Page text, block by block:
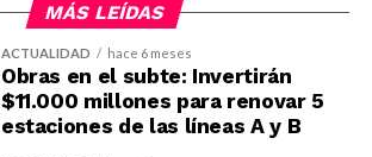
MÁS LEÍDAS
ACTUALIDAD hace 6 meses
Obras en el subte: Invertirán
$11.000 millones para renovar 5
estaciones de las líneas A y B